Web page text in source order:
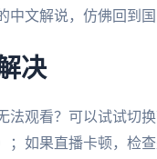
中文解说，仿佛回到国
决
法观看？可以试试切
；如果直播卡顿，检